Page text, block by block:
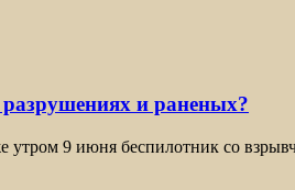
и раненых?
9 июня беспилотник со